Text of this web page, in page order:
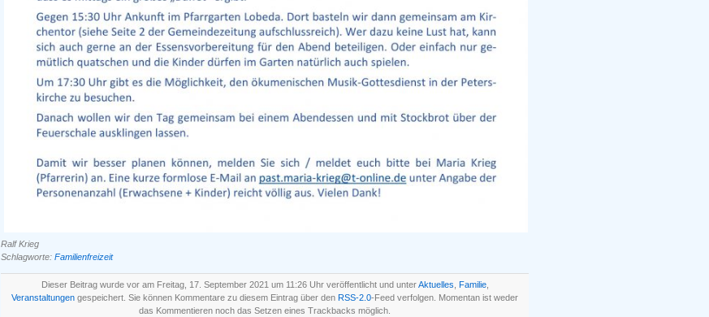
Ralf Krieg
Schlagworte: Familienfreizeit
Dieser Beitrag wurde vor am Freitag, 17. September 2021 um 11:26 Uhr veröffentlicht und unterAktuelles Familie,
Veranstaltungen gespeichert. Sie können Kommentare zu diesem Eintrag über den RSS-2.0-Feed verfolgen. Momentan ist weder
das Kommentieren noch das Setzen eines Trackbacks möglich.